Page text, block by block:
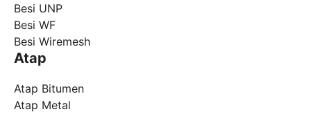
Besi UNP
Besi WF
Besi Wiremesh
Atap
Atap Bitumen
Atap Metal